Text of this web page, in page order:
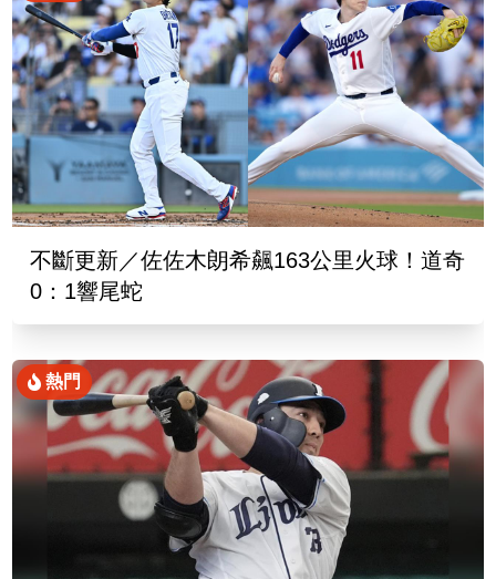
不斷更新／佐佐木朗希飆163公里火球！道奇
0：1響尾蛇
熱門